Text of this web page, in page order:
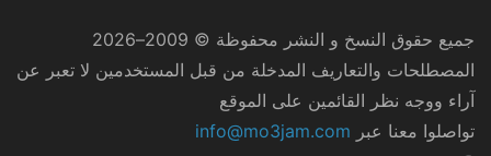
جميع حقوق النسخ و النشر محفوظة © 2009–2026
المصطلحات والتعاريف المدخلة من قبل المستخدمين لا تعبر عن
آراء ووجه نظر القائمين على الموقع
تواصلوا معنا عبر info@mo3jam.com